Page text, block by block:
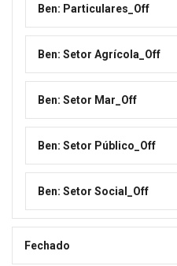
Ben: Particulares_Off
Ben: Setor Agrícola_Off
Ben: Setor Mar_Off
Ben: Setor Público_Off
Ben: Setor Social_Off
Fechado